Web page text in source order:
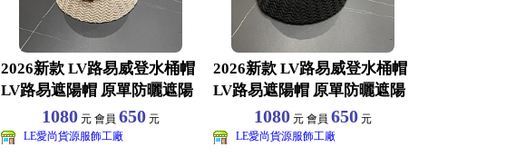
2026新款 LV路易威登水桶帽
LV路易遮陽帽 原單防曬遮陽
棒球帽批
1080元 會員 650元
LE愛尚貨源服飾工廠
2026新款 LV路易威登水桶帽
LV路易遮陽帽 原單防曬遮陽
棒球帽批
1080元 會員 650元
LE愛尚貨源服飾工廠